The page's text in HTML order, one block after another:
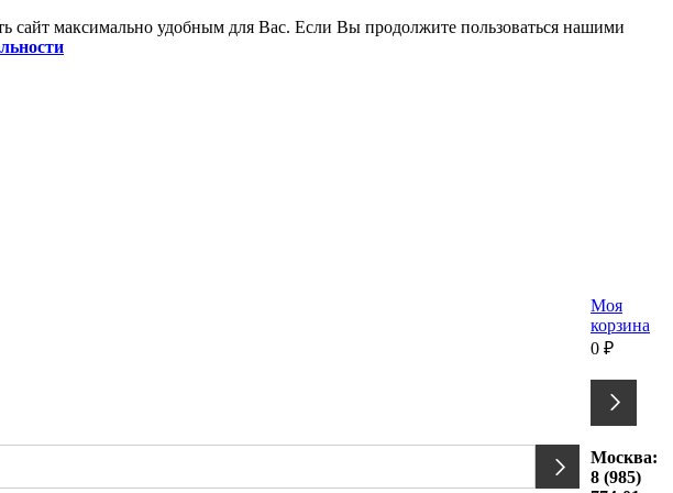
сайт максимально удобным для Вас. Если Вы продолжите пользоваться нашими
Моя
корзина
0 ₽
Москва:
8 (985)